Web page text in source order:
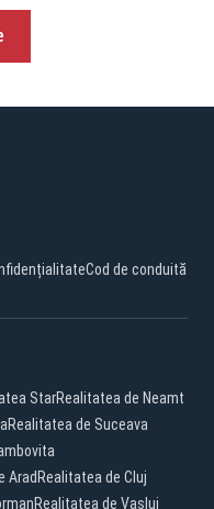
Cod de conduită
StarRealitatea de Neamt
Realitatea de Suceava
Arad Realitatea de Cluj
Realitatea de Vaslui